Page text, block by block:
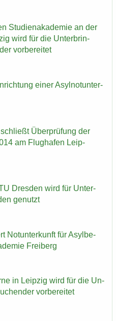
Stu­di­en­aka­de­mie an der
wird für die Un­ter­brin­
vor­be­rei­tet
einer Asyl­not­un­ter­
Über­prü­fung der
am Flug­ha­fen Leip­
Dres­den wird für Un­ter­
ge­nutzt
Not­un­ter­kunft für Asyl­be­
Frei­berg
in Leip­zig wird für die Un­
vor­be­rei­tet